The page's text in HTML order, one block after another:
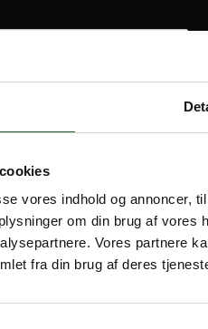
vores indhold og annoncer,
om din brug af vores
Vores partnere
fra din brug af deres